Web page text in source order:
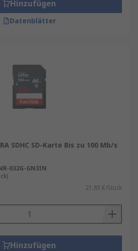
Hinzufügen
Datenblätter
SDHC SD-Karte Bis zu 100 Mb/s
032G-GN3IN
21,85 €/Stück
Hinzufügen